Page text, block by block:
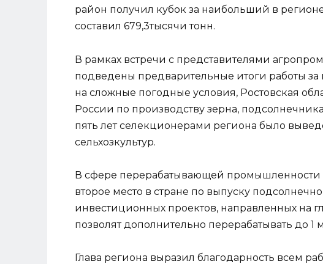
район получил кубок за наибольший в
составил 679,3тысячи тонн.
В рамках встречи с представителями
подведены предварительные итоги работы за
на сложные погодные условия, Ростовская
России по производству зерна,
пять лет селекционерами региона было
сельхозкультур.
В сфере перерабатывающей промышленности
второе место в стране по выпуску
инвестиционных проектов, направленных на
позволят дополнительно перерабатывать до
Глава региона выразил благодарность всем